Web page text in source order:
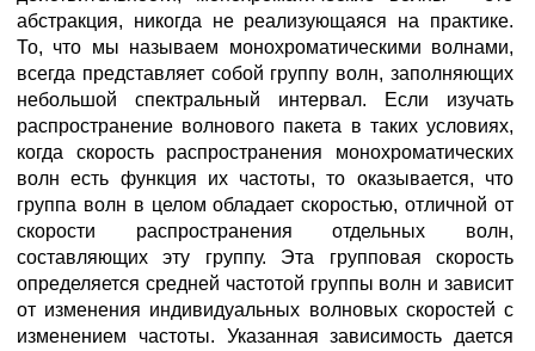
абстракция, никогда не реализующаяся на практике.
То, что мы называем монохроматическими волнами,
всегда представляет собой группу волн, заполняющих
небольшой спектральный интервал. Если изучать
распространение волнового пакета в таких условиях,
когда скорость распространения монохроматических
волн есть функция их частоты, то оказывается, что
группа волн в целом обладает скоростью, отличной от
скорости распространения отдельных волн,
составляющих эту группу. Эта групповая скорость
определяется средней частотой группы волн и зависит
от изменения индивидуальных волновых скоростей с
изменением частоты. Указанная зависимость дается